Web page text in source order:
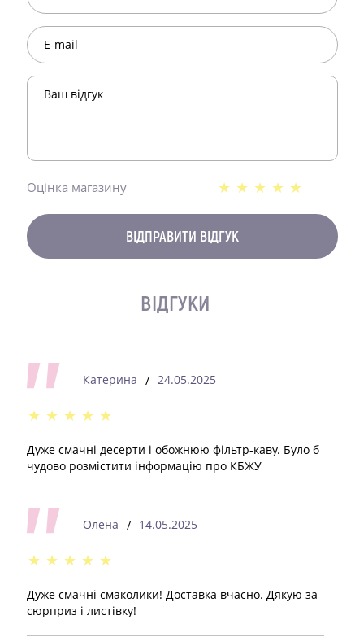
Оцінка магазину ★ ★ ★ ★ ★
ВІДПРАВИТИ ВІДГУК
ВІДГУКИ
Катерина / 24.05.2025
★ ★ ★ ★ ★
Дуже смачні десерти і обожнюю фільтр-каву. Було б
чудово розмістити інформацію про КБЖУ
Олена / 14.05.2025
★ ★ ★ ★ ★
Дуже смачні смаколики! Доставка вчасно. Дякую за
сюрприз і листівку!